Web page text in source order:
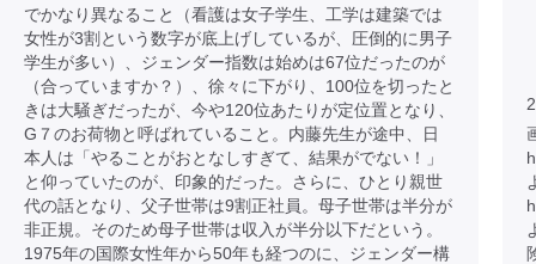
でかなり異なること（看護は女子学生、工学は建築では
女性が3割という数字が底上げしているが、圧倒的に男子
学生が多い）、ジェンダー指数は始めは67位だったのが
（合っていますか？）、徐々に下がり、100位を切ったと
きは大騒ぎだったが、今や120位あたりが定位置となり、
G７のお荷物と呼ばれていること。内藤先生が途中、日
本人は「やることがおとなしすぎて、結果がでない！」
と仰っていたのが、印象的だった。さらに、ひとり親世
代の話となり、父子世帯は9割正社員。母子世帯は半分が
非正規。そのため母子世帯は収入が半分以下だという。
1975年の国際女性年から50年も経つのに、ジェンダー構